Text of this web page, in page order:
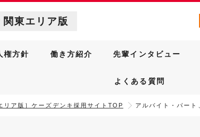
関東エリア版
権方針 働き方紹介 先輩インタビュー
よくある質問
リア版］ケーズデンキ採用サイトTOP アルバイト・パート